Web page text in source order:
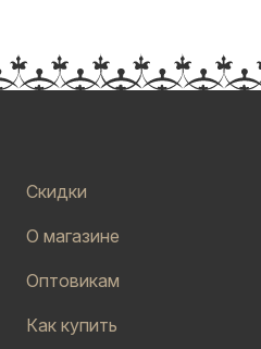
Скидки
О магазине
Оптовикам
Как купить